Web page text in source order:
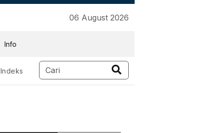
06 August 2026
Info
Indeks